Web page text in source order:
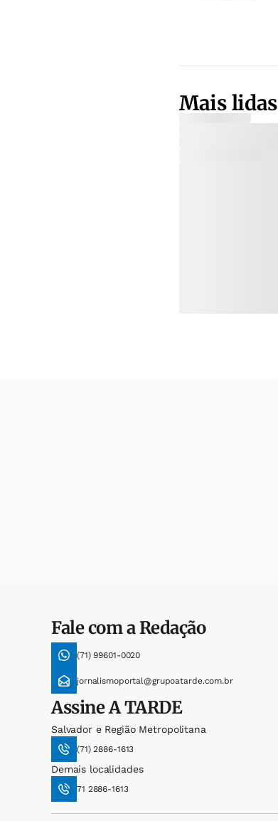
Mais lidas
Fale com a Redação
(71) 99601-0020
jornalismoportal@grupoatarde.com.br
AssineA TARDE
Salvador e Região Metropolitana
(71) 2886-1613
Demais localidades
71 2886-1613